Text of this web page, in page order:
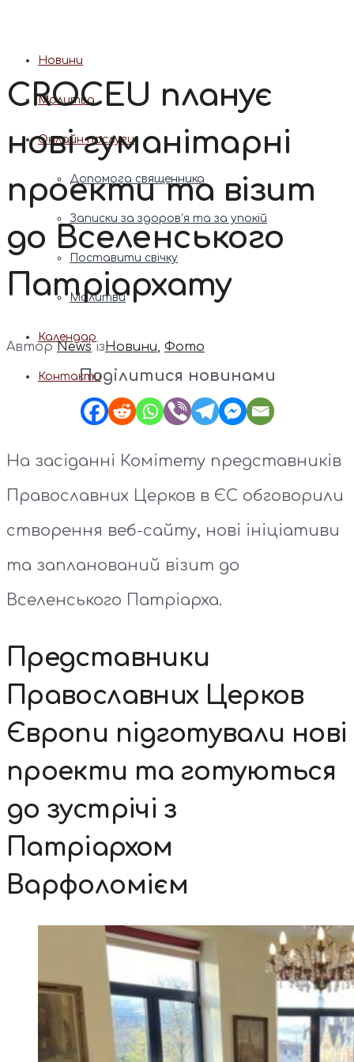
Новини
Молитва
Онлайн послуги
Допомога священника
Записки за здоров’я та за упокій
Поставити свічку
Молитви
Календар
Контакти
CROCEU планує
нові гуманітарні
проекти та візит
до Вселенського
Патріархату
АвторNews ізНовини, Фото
Поділитися новинами
На засіданні Комітету представників
Православних Церков в ЄС обговорили
створення веб-сайту, нові ініціативи
та запланований візит до
Вселенського Патріарха.
Представники
Православних Церков
Європи підготували нові
проекти та готуються
до зустрічі з
Патріархом
Варфоломієм